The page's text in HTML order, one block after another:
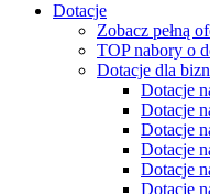
Dotacje
Zobacz pełną
TOP nabory o
Dotacje dla
Dotacje
Dotacje
Dotacje
Dotacje
Dotacje
Dotacje